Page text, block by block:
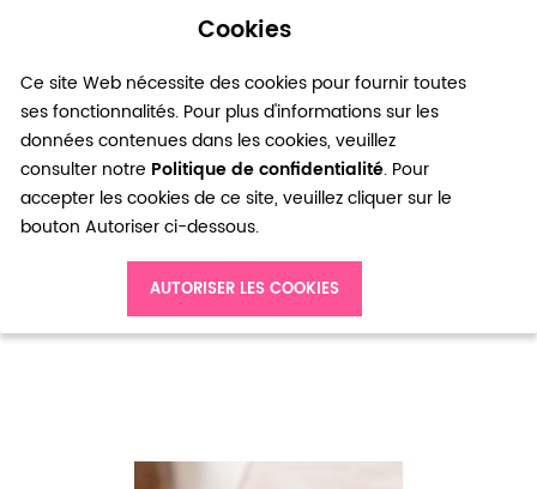
Cookies
Ce site Web nécessite des cookies pour fournir toutes
ses fonctionnalités. Pour plus d'informations sur les
données contenues dans les cookies, veuillez
consulter notre Politique de confidentialité. Pour
accepter les cookies de ce site, veuillez cliquer sur le
bouton Autoriser ci-dessous.
AUTORISER LES COOKIES
0
Perle en métal Anneau 11mm à motifs Argent vieilli x 5